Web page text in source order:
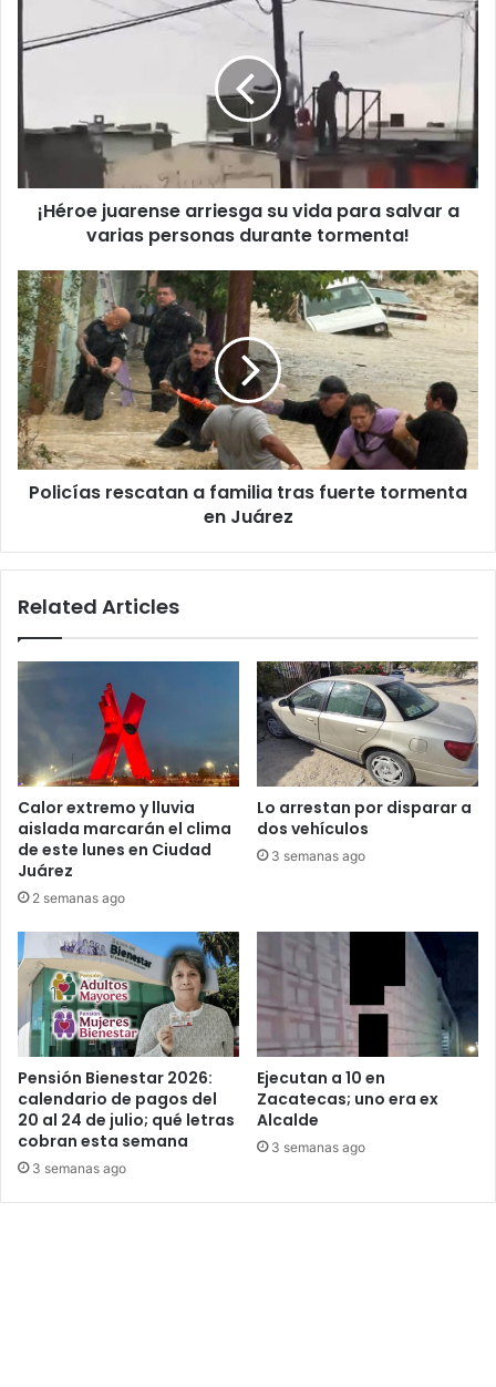
arriesga
su
para
salvar
varias
personas
¡Héroe juarense arriesga su vida para salvar a
varias personas durante tormenta!
Policías
rescatan
a
familia
tras
fuerte
tormenta
en
Juárez
Policías rescatan a familia tras fuerte tormenta
en Juárez
Related Articles
Calor extremo y lluvia
aislada marcarán el clima
de este lunes en Ciudad
Juárez
2 semanas ago
Lo arrestan por disparar a
dos vehículos
3 semanas ago
Pensión Bienestar 2026:
calendario de pagos del
20 al 24 de julio; qué letras
cobran esta semana
3 semanas ago
Ejecutan a 10 en
Zacatecas; uno era ex
Alcalde
3 semanas ago